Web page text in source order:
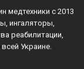
медтехники с 2013
ингаляторы,
реабилитации,
Украине.